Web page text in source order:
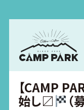
【CAMP
始し〼 （